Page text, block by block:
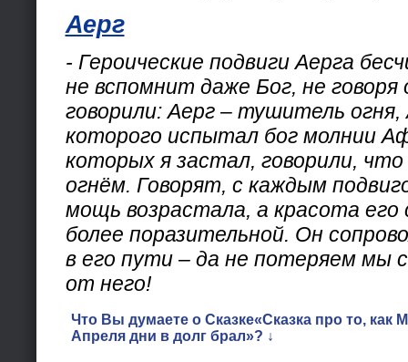
Аерг
- Героические подвиги Аерга
не вспомнит даже Бог, не говоря
говорили: Аерг – тушитель
которого испытал бог молнии
которых я застал, говорили, что
огнём. Говорят, с каждым
мощь возрастала, а красота
более поразительной. Он
в его пути – да не потеряем мы
от него!
Что Вы думаете о Сказке«Сказка про то, как
Апреля дни в долг брал»? ↓